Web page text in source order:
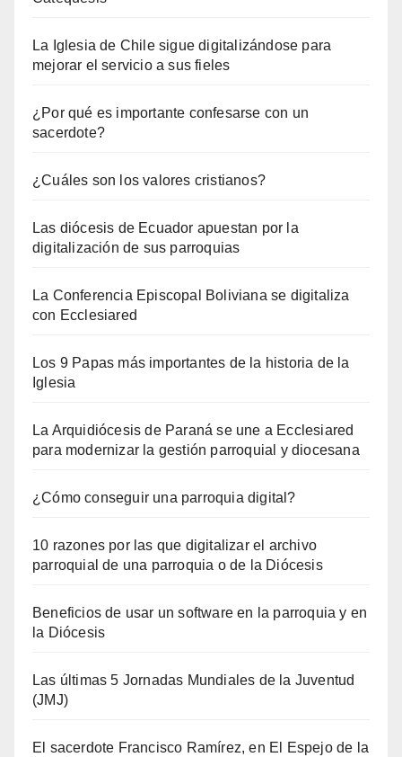
La Iglesia de Chile sigue digitalizándose para
mejorar el servicio a sus fieles
¿Por qué es importante confesarse con un
sacerdote?
¿Cuáles son los valores cristianos?
Las diócesis de Ecuador apuestan por la
digitalización de sus parroquias
La Conferencia Episcopal Boliviana se digitaliza
con Ecclesiared
Los 9 Papas más importantes de la historia de la
Iglesia
La Arquidiócesis de Paraná se une a Ecclesiared
para modernizar la gestión parroquial y diocesana
¿Cómo conseguir una parroquia digital?
10 razones por las que digitalizar el archivo
parroquial de una parroquia o de la Diócesis
Beneficios de usar un software en la parroquia y en
la Diócesis
Las últimas 5 Jornadas Mundiales de la Juventud
(JMJ)
El sacerdote Francisco Ramírez, en El Espejo de la